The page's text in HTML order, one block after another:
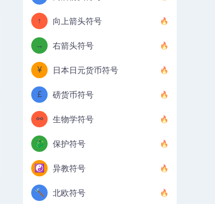
↑ 向上箭头符号
→ 右箭头符号
¥ 日本日元货币符号
£ 磅货币符号
⚯ 生物学符号
🐉 保护符号
☯️ 异教符号
🔨 北欧符号